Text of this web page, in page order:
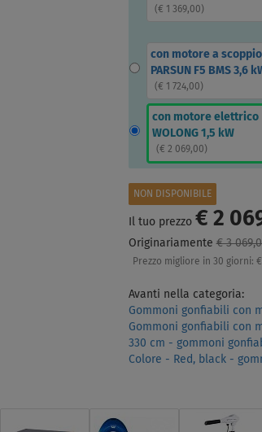
(€ 1 369,00)
con motore a scoppio
PARSUN F5 BMS 3,6
(€ 1 724,00)
con motore elettrico
WOLONG 1,5 kW
(€ 2 069,00)
NON DISPONIBILE
Il tuo prezzo € 2
Originariamente€ 3
Prezzo migliore in 30 giorni:
Avanti nella categoria:
Gommoni gonfiabili con
Gommoni gonfiabili con
330 cm - gommoni
Colore - Red, black -